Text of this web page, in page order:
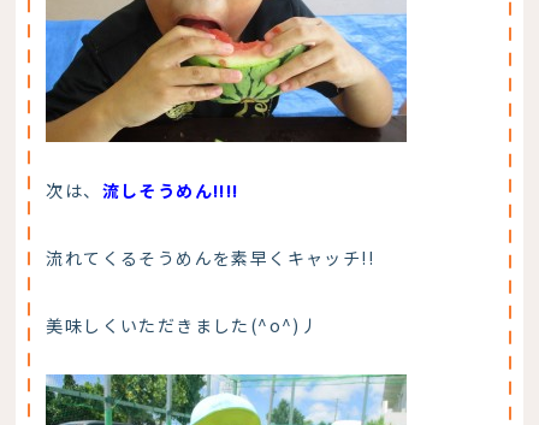
次は、 流しそうめん!!!!
流れてくるそうめんを素早くキャッチ!!
美味しくいただきました(^o^)丿